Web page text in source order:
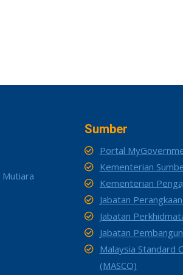
Mutiara
Sumber
Portal
Kementerian
Kementerian
Jabatan
Jabatan
Jabatan
Malaysia Standard
(MASCO)